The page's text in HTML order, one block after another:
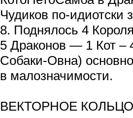
Чудиков по-
8. Поднялось 4
5 Драконов — 1 Кот –
Собаки-Овна)
в малозначимости.
ВЕКТОРНОЕ КОЛЬЦО